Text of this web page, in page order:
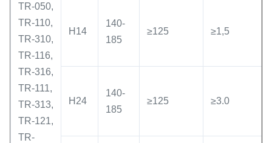
TR-050,
TR-110,
TR-310,
TR-116,
TR-316,
TR-111,
TR-313,
TR-121,
TR-
H14
140-
185
≥125 ≥1,5
H24
140-
185
≥125 ≥3.0